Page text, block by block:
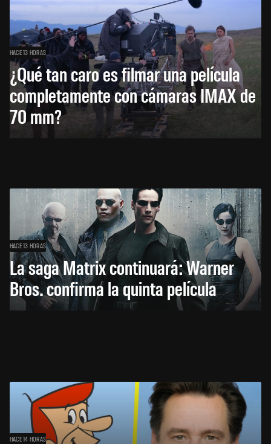
HACE 13 HORAS
¿Qué tan caro es filmar una película
completamente con cámaras IMAX de
70 mm?
HACE 13 HORAS
La saga Matrix continuará: Warner
Bros. confirma la quinta película
HACE 14 HORAS